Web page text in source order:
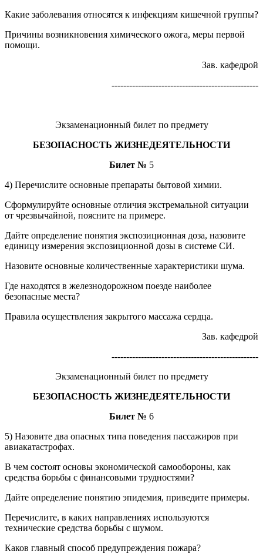
Какие заболевания относятся к инфекциям кишечной группы?
Причины возникновения химического ожога, меры первой
помощи.
Зав. кафедрой
--------------------------------------------------
Экзаменационный билет по предмету
БЕЗОПАСНОСТЬ ЖИЗНЕДЕЯТЕЛЬНОСТИ
Билет № 5
4) Перечислите основные препараты бытовой химии.
Сформулируйте основные отличия экстремальной ситуации
от чрезвычайной, поясните на примере.
Дайте определение понятия экспозиционная доза, назовите
единицу измерения экспозиционной дозы в системе СИ.
Назовите основные количественные характеристики шума.
Где находятся в железнодорожном поезде наиболее
безопасные места?
Правила осуществления закрытого массажа сердца.
Зав. кафедрой
--------------------------------------------------
Экзаменационный билет по предмету
БЕЗОПАСНОСТЬ ЖИЗНЕДЕЯТЕЛЬНОСТИ
Билет № 6
5) Назовите два опасных типа поведения пассажиров при
авиакатастрофах.
В чем состоят основы экономической самообороны, как
средства борьбы с финансовыми трудностями?
Дайте определение понятию эпидемия, приведите примеры.
Перечислите, в каких направлениях используются
технические средства борьбы с шумом.
Каков главный способ предупреждения пожара?